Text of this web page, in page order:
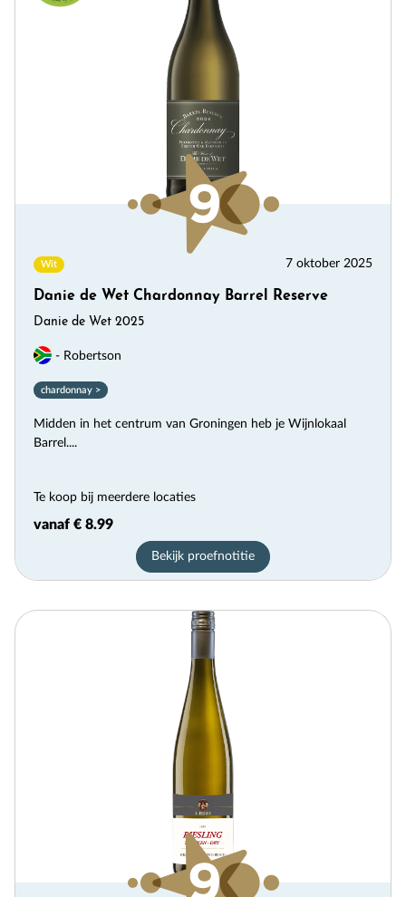
Wit 7 oktober 2025
Danie de Wet Chardonnay Barrel Reserve
Danie de Wet 2025
- Robertson
chardonnay >
Midden in het centrum van Groningen heb je Wijnlokaal
Barrel....
Te koop bij meerdere locaties
vanaf € 8.99
Bekijk proefnotitie